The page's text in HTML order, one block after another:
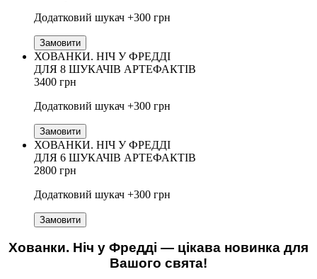
Додатковий шукач +300 грн
Замовити
ХОВАНКИ. НІЧ У ФРЕДДІ
ДЛЯ 8 ШУКАЧІВ АРТЕФАКТІВ
3400 грн
Додатковий шукач +300 грн
Замовити
ХОВАНКИ. НІЧ У ФРЕДДІ
ДЛЯ 6 ШУКАЧІВ АРТЕФАКТІВ
2800 грн
Додатковий шукач +300 грн
Замовити
Хованки. Ніч у Фредді — цікава новинка для
Вашого свята!